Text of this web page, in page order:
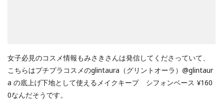
女子必見のコスメ情報もみさきさんは発信してくださっていて、
こちらはプチプラコスメのglintaura（グリントオーラ）@glintaur
a の底上げ下地として使えるメイクキープ シフォンベース ¥160
0なんだそうです。